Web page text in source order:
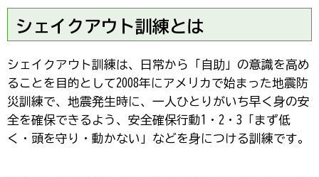
シェイクアウト訓練とは
シェイクアウト訓練は、日常から「自助」の意識を高め
ることを目的として2008年にアメリカで始まった地震防
災訓練で、地震発生時に、一人ひとりがいち早く身の安
全を確保できるよう、安全確保行動1・2・3「まず低
く・頭を守り・動かない」などを身につける訓練です。